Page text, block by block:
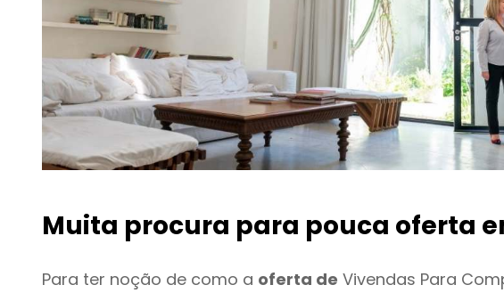
Muita procura para pouca oferta
Para ter noção de como a oferta de Vivendas Para